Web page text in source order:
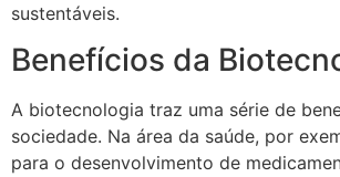
sustentáveis.
Benefícios da
A biotecnologia traz uma série de
sociedade. Na área da saúde, por
para o desenvolvimento de